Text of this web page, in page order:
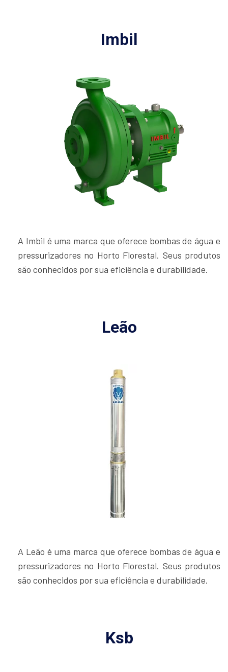
Imbil
A Imbil é uma marca que oferece bombas de água e
pressurizadores no Horto Florestal. Seus produtos
são conhecidos por sua eficiência e durabilidade.
Leão
A Leão é uma marca que oferece bombas de água e
pressurizadores no Horto Florestal. Seus produtos
são conhecidos por sua eficiência e durabilidade.
Ksb